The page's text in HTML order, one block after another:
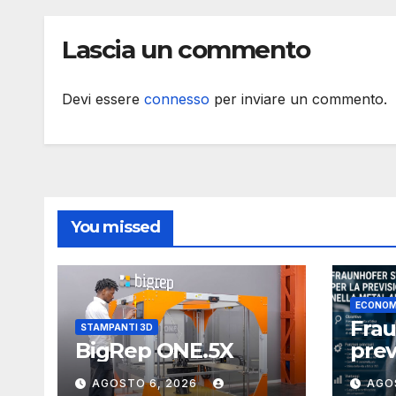
Lascia un commento
Devi essere connesso per inviare un commento.
You missed
STAMPANTI 3D
BigRep ONE.5X
AGOSTO 6, 2026